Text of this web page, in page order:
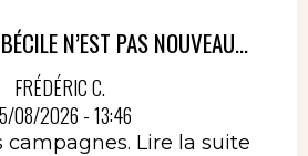
N’EST PAS NOUVEAU...
FRÉDÉRIC C.
08/2026 - 13:46
campagnes. Lire la suite